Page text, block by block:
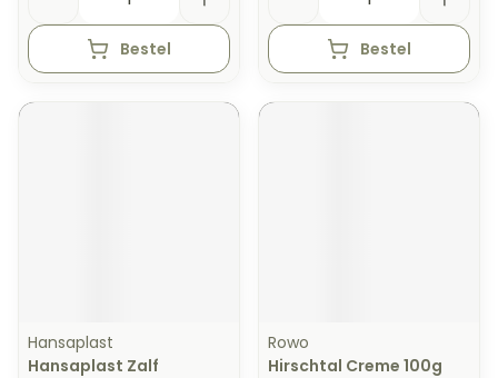
Bestel Bestel
Hansaplast
Hansaplast Zalf
Rowo
Hirschtal Creme 100g